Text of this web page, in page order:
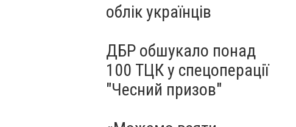
облік українців
ДБР обшукало понад
100 ТЦК у спецоперації
"Чесний призов"